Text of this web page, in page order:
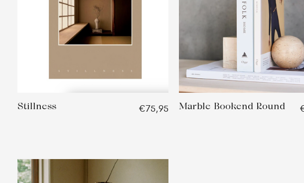
Stillness €75,95 Marble Bookend Round